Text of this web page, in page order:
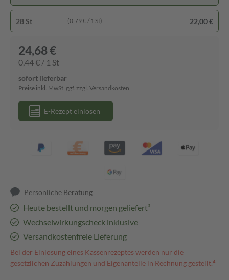
28 St (0,79 € / 1 St) 22,00 €
24,68 €
0,44 € / 1 St
sofort lieferbar
Preise inkl. MwSt. ggf. zzgl. Versandkosten
E-Rezept einlösen
Persönliche Beratung
Heute bestellt und morgen geliefert³
Wechselwirkungscheck inklusive
Versandkostenfreie Lieferung
Bei der Einlösung eines Kassenrezeptes werden nur die
gesetzlichen Zuzahlungen und Eigenanteile in Rechnung gestellt.⁴